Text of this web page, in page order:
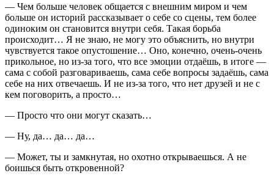
— Чем больше человек общается с внешним миром и чем
больше он историй рассказывает о себе со сцены, тем более
одиноким он становится внутри себя. Такая борьба
происходит… Я не знаю, не могу это объяснить, но внутри
чувствуется такое опустошение… Оно, конечно, очень-очень
прикольное, но из-за того, что все эмоции отдаёшь, в итоге —
сама с собой разговариваешь, сама себе вопросы задаёшь, сама
себе на них отвечаешь. И не из-за того, что нет друзей и не с
кем поговорить, а просто…
— Просто что они могут сказать…
— Ну, да… да… да…
— Может, ты и замкнутая, но охотно открываешься. А не
боишься быть откровенной?